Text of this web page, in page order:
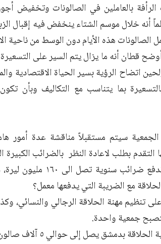
بالعاملين في الصالونات وتخفيض
أنه خلال موسم الشتاء ينخفض فيه إقبال
هذه الأيام دون الوسط من ناحية
قطان أنه ما يزال يتم السير على
كاشفاً أنه ولحين اتضاح الرؤية بسير الحياة
بما يتناسب مع التكاليف وبأن تكون
سيتم مستقبلاً مناقشة عدة أمور
التقدم بطلب لاعادة النظر بالضرائب الكبيرة
البائد على الصالونات، فهناك
مع الضريبة التي يدفعها معمل؟
تنظيم مهنة الحلاقة الرجالي والنسائي،
جمعية واحدة.
يصل إلى حوالي ٥ آلاف صالون حلاقة.